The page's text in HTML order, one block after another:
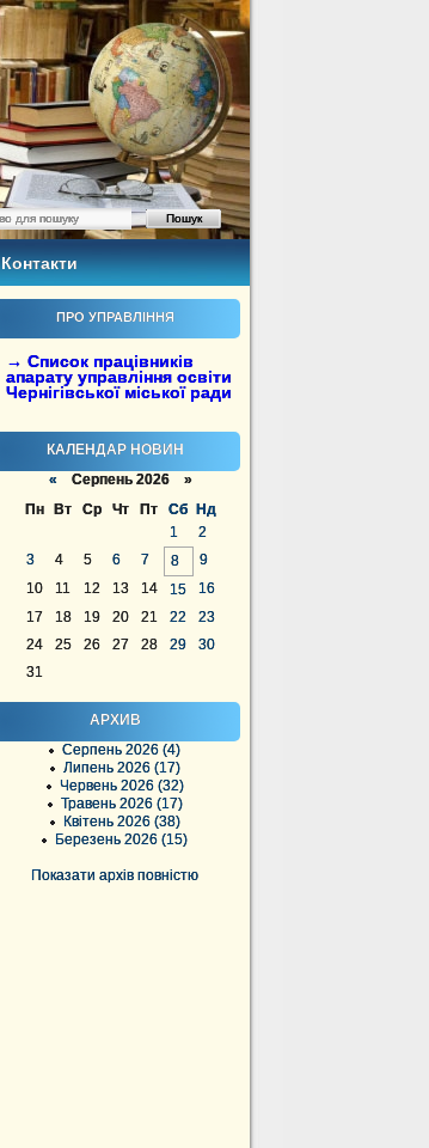
Контакти
ПРО УПРАВЛІННЯ
→ Список працівників
апарату управління освіти
Чернігівської міської ради
КАЛЕНДАР НОВИН
« Серпень 2026 »
Пн
Вт Ср Чт Пт Сб
Нд
1
2
3
4 5 6 7 8
9
10
11 12 13 14 15
16
17
18 19 20 21 22
23
24
25 26 27 28 29
30
31
АРХИВ
Серпень 2026 (4)
Липень 2026 (17)
Червень 2026 (32)
Травень 2026 (17)
Квітень 2026 (38)
Березень 2026 (15)
Показати архів повністю